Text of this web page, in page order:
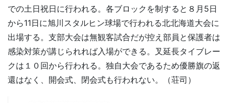
での土日祝日に行われる。各ブロックを制すると８月5日
から11日に旭川スタルヒン球場で行われる北北海道大会に
出場する。支部大会は無観客試合だが控え部員と保護者は
感染対策が講じられれば入場ができる。叉延長タイブレー
クは１０回から行われる。独自大会であるため優勝旗の返
還はなく、開会式、閉会式も行われない。（荘司）